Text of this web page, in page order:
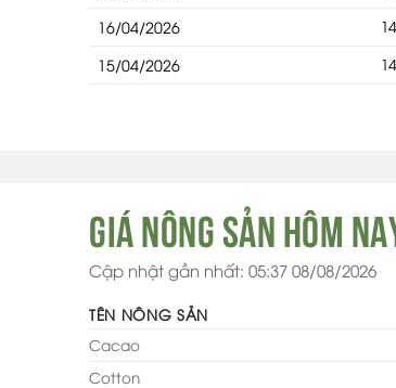
16/04/2026
15/04/2026
Giá nông sản hôm
Cập nhật gần nhất: 05:37 08/08/2026
TÊN NÔNG SẢN
Cacao
Cotton